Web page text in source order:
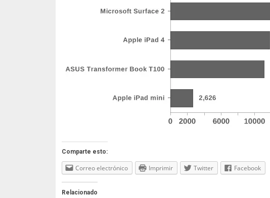
Comparte esto:
Correo electrónico Imprimir Twitter Facebook
Relacionado